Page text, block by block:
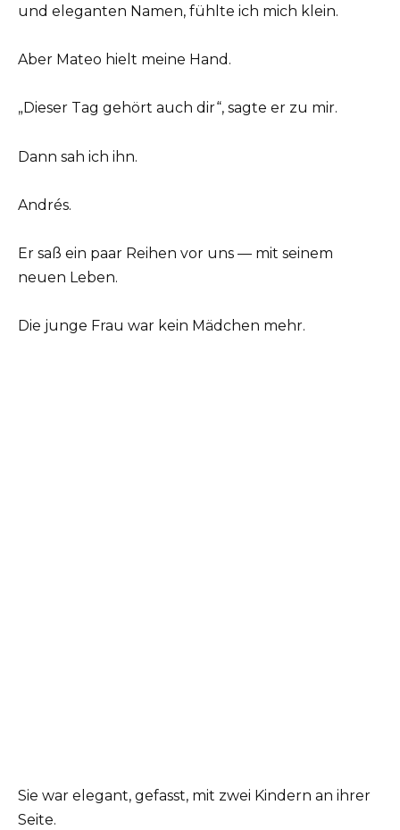
und eleganten Namen, fühlte ich mich klein.
Aber Mateo hielt meine Hand.
„Dieser Tag gehört auch dir“, sagte er zu mir.
Dann sah ich ihn.
Andrés.
Er saß ein paar Reihen vor uns — mit seinem
neuen Leben.
Die junge Frau war kein Mädchen mehr.
Sie war elegant, gefasst, mit zwei Kindern an ihrer
Seite.